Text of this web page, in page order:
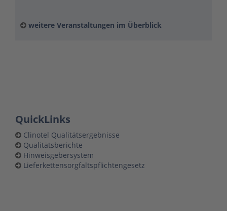
weitere Veranstaltungen im Überblick
QuickLinks
Clinotel Qualitätsergebnisse
Qualitätsberichte
Hinweisgebersystem
Lieferkettensorgfaltspflichtengesetz